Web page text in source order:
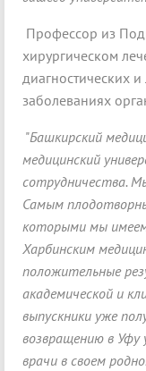
Профессор из
хирургическом
диагностических
заболеваниях
"Башкирский
медицинский
сотрудничества.
Самым
которыми мы имеем
Харбинским
положительные
академической и
выпускники уже
возвращению в Уфу
врачи в своем